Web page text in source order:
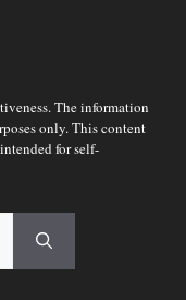
The information
only. This content
for self-